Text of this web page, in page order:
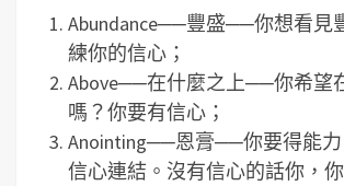
Abundance──豐盛──你想看見
練你的信心；
Above──在什麼之上──你希望
嗎？你要有信心；
Anointing──恩膏──你要得能
信心連結。沒有信心的話你，